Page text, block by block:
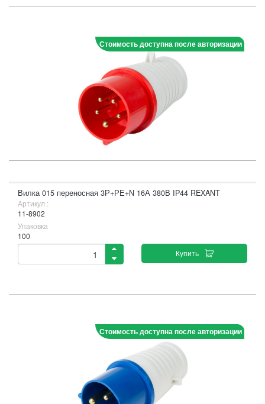
Стоимость доступна после авторизации
Вилка 015 переносная 3Р+РЕ+N 16А 380В IP44 REXANT
Артикул :
11-8902
Упаковка
100
Купить
Стоимость доступна после авторизации